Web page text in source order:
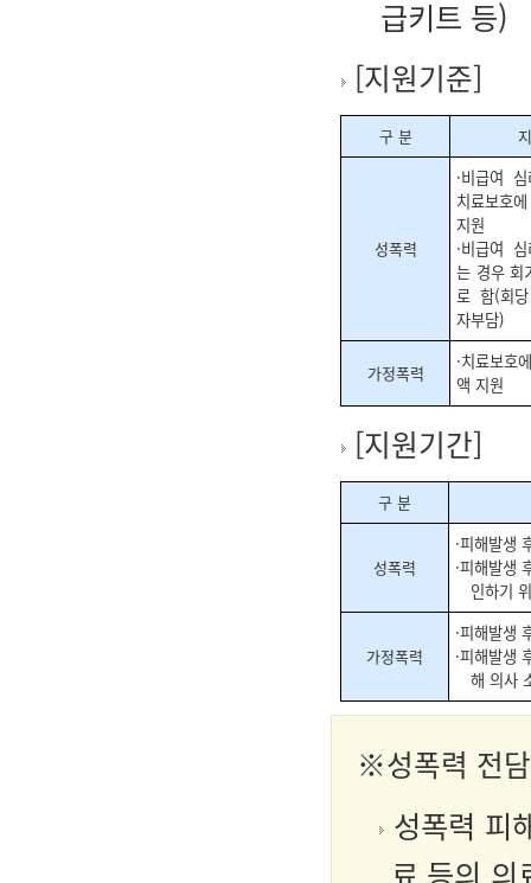
급키트 등)
[지원기준]
구 분
성폭력
·비급여
치료보호
지원
·비급여
는 경우 회
로 함(회
자부담)
가정폭력
·치료보호
액 지원
[지원기간]
구 분
성폭력
·피해발생
·피해발생
인하기
가정폭력
·피해발생
·피해발생
해 의사
※성폭력 전
성폭력 피
료 등의 의